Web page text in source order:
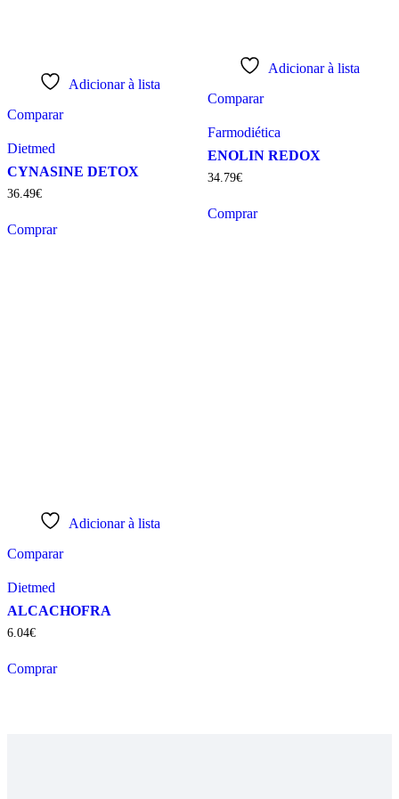
Adicionar à lista
Comparar
Dietmed
CYNASINE DETOX
36.49€
Comprar
Adicionar à lista
Comparar
Farmodiética
ENOLIN REDOX
34.79€
Comprar
Adicionar à lista
Comparar
Dietmed
ALCACHOFRA
6.04€
Comprar